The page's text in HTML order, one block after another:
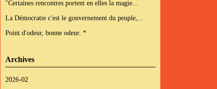
"Certaines rencontres portent en elles la magie...
La Démocratie c'est le gouvernement du peuple,...
Point d'odeur, bonne odeur. *
Archives
2026-02